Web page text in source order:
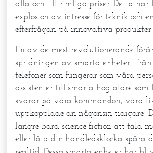
alla och till rimliga priser. Detta har
explosion av intresse för teknik och
efterfrågan på innovativa produkter.
En av de mest revolutionerande
spridningen av smarta enheter.
telefoner som fungerar som våra
assistenter till smarta högtalare som
svarar på våra kommandon, våra
uppkopplade än någonsin tidigare.
längre bara science fiction att tala
eller låta din handledsklocka spåra